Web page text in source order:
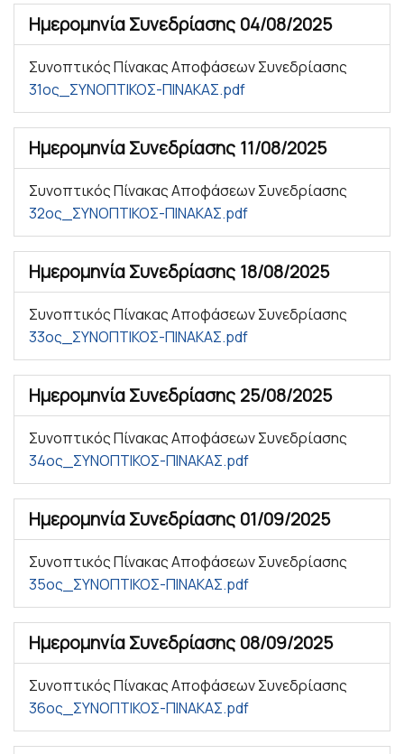
Ημερομηνία Συνεδρίασης 04/08/2025
Συνοπτικός Πίνακας Αποφάσεων Συνεδρίασης
31ος_ΣΥΝΟΠΤΙΚΟΣ-ΠΙΝΑΚΑΣ.pdf
Ημερομηνία Συνεδρίασης 11/08/2025
Συνοπτικός Πίνακας Αποφάσεων Συνεδρίασης
32ος_ΣΥΝΟΠΤΙΚΟΣ-ΠΙΝΑΚΑΣ.pdf
Ημερομηνία Συνεδρίασης 18/08/2025
Συνοπτικός Πίνακας Αποφάσεων Συνεδρίασης
33ος_ΣΥΝΟΠΤΙΚΟΣ-ΠΙΝΑΚΑΣ.pdf
Ημερομηνία Συνεδρίασης 25/08/2025
Συνοπτικός Πίνακας Αποφάσεων Συνεδρίασης
34ος_ΣΥΝΟΠΤΙΚΟΣ-ΠΙΝΑΚΑΣ.pdf
Ημερομηνία Συνεδρίασης 01/09/2025
Συνοπτικός Πίνακας Αποφάσεων Συνεδρίασης
35ος_ΣΥΝΟΠΤΙΚΟΣ-ΠΙΝΑΚΑΣ.pdf
Ημερομηνία Συνεδρίασης 08/09/2025
Συνοπτικός Πίνακας Αποφάσεων Συνεδρίασης
36ος_ΣΥΝΟΠΤΙΚΟΣ-ΠΙΝΑΚΑΣ.pdf